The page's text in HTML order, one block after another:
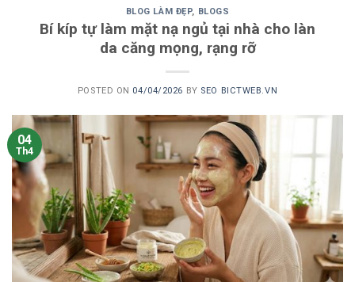
BLOG LÀM ĐẸP, BLOGS
Bí kíp tự làm mặt nạ ngủ tại nhà cho làn
da căng mọng, rạng rỡ
POSTED ON 04/04/2026 BY SEO BICTWEB.VN
04
Th4